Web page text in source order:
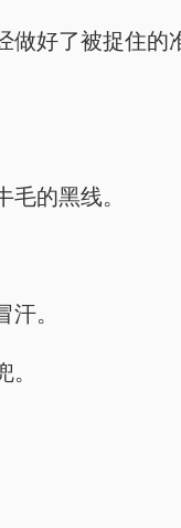
好了被捉住
的黑线。
。